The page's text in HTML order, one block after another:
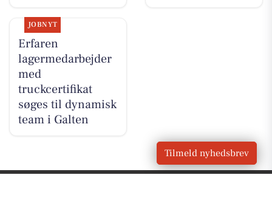
JOBNYT
Erfaren
lagermedarbejder
med
truckcertifikat
søges til dynamisk
team i Galten
Tilmeld nyhedsbrev